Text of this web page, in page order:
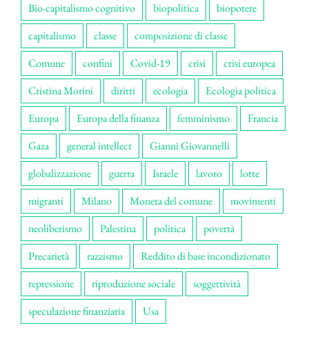
Bio-capitalismo cognitivo
biopolitica
biopotere
capitalismo
classe
composizione di classe
Comune
confini Covid-19 crisi
crisi europea
Cristina Morini
diritti ecologia
Ecologia politica
Europa
Europa della finanza femminismo
Francia
Gaza
general intellect
Gianni Giovannelli
globalizzazione
guerra Israele lavoro
lotte
migranti
Milano Moneta del comune
movimenti
neoliberismo
Palestina politica
povertà
Precarietà
razzismo
Reddito di base incondizionato
repressione
riproduzione sociale
soggettività
speculazione finanziaria
Usa